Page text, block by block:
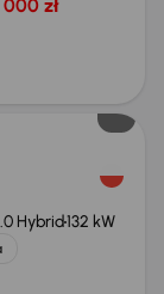
zł
Hybrid132 kW